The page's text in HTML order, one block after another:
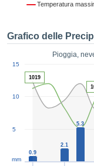
simili,
per
ACCETTA
CONTINUA
IMPOSTAZIONI
Temperatura
Grafico delle
Pioggia,
5
10
15
mm
0.9
2.1
5.3
1019